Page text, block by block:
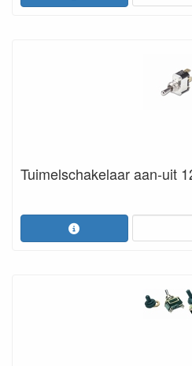
Tuimelschakelaar aan-uit